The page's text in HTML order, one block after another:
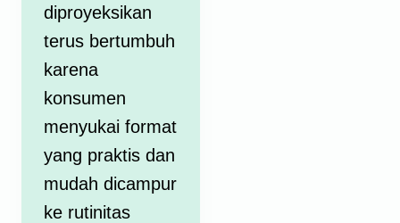
diproyeksikan
terus bertumbuh
karena
konsumen
menyukai format
yang praktis dan
mudah dicampur
ke rutinitas